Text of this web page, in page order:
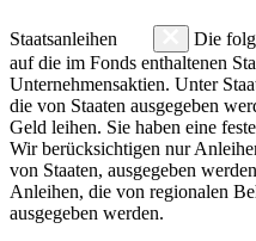
Staatsanleihen
Die
auf die im Fonds enthaltenen
Unternehmensaktien. Unter
die von Staaten ausgegeben
Geld leihen. Sie haben eine
Wir berücksichtigen nur
von Staaten, ausgegeben
Anleihen, die von regionalen
ausgegeben werden.